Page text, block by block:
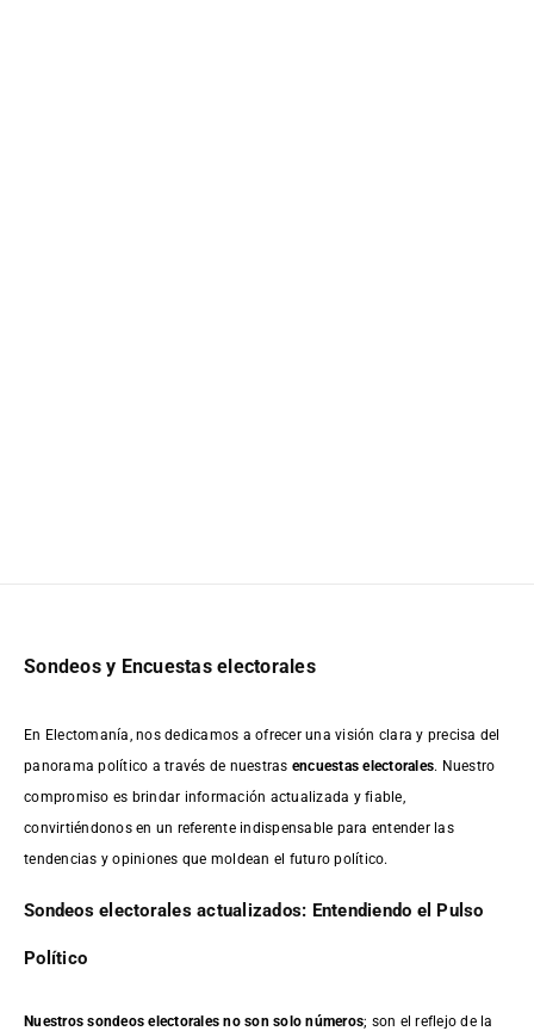
Sondeos y Encuestas electorales
En Electomanía, nos dedicamos a ofrecer una visión clara y precisa del
panorama político a través de nuestras encuestas electorales. Nuestro
compromiso es brindar información actualizada y fiable,
convirtiéndonos en un referente indispensable para entender las
tendencias y opiniones que moldean el futuro político.
Sondeos electorales actualizados: Entendiendo el Pulso
Político
Nuestros sondeos electorales no son solo números; son el reflejo de la